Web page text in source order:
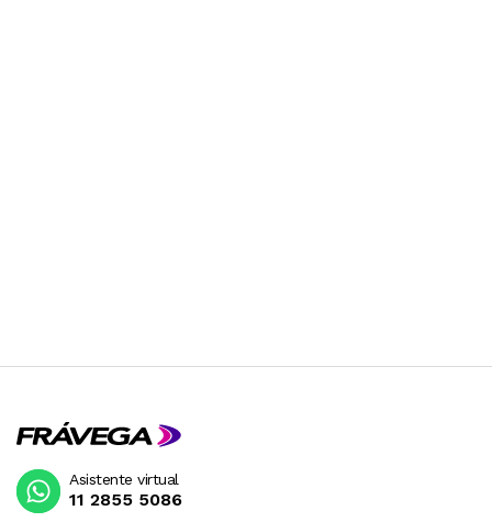
Asistente virtual
11 2855 5086